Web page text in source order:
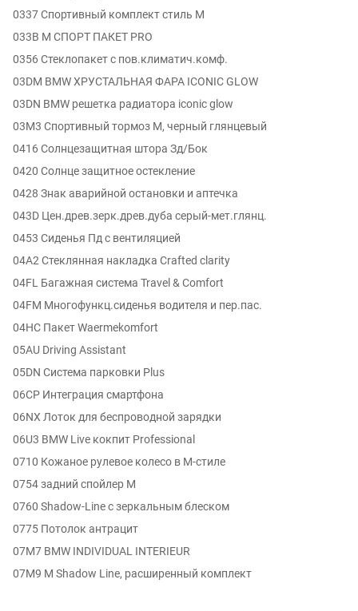
0337 Спортивный комплект стиль M
033B М СПОРТ ПАКЕТ PRO
0356 Стеклопакет с пов.климатич.комф.
03DM BMW ХРУСТАЛЬНАЯ ФАРА ICONIC GLOW
03DN BMW решетка радиатора iconic glow
03M3 Спортивный тормоз M, черный глянцевый
0416 Солнцезащитная штора Зд/Бок
0420 Солнце защитное остекление
0428 Знак аварийной остановки и аптечка
043D Цен.древ.зерк.древ.дуба серый-мет.глянц.
0453 Сиденья Пд с вентиляцией
04A2 Стеклянная накладка Crafted clarity
04FL Багажная система Travel & Comfort
04FM Многофункц.сиденья водителя и пер.пас.
04HC Пакет Waermekomfort
05AU Driving Assistant
05DN Система парковки Plus
06CP Интеграция смартфона
06NX Лоток для беспроводной зарядки
06U3 BMW Live кокпит Professional
0710 Кожаное рулевое колесо в M-стиле
0754 задний спойлер M
0760 Shadow-Line с зеркальным блеском
0775 Потолок антрацит
07M7 BMW INDIVIDUAL INTERIEUR
07M9 M Shadow Line, расширенный комплект